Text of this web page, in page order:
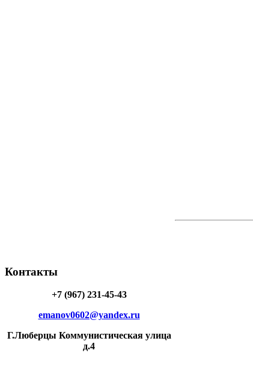
Контакты
+7 (967) 231-45-43
emanov0602@yandex.ru
Г.Люберцы Коммунистическая улица
д.4